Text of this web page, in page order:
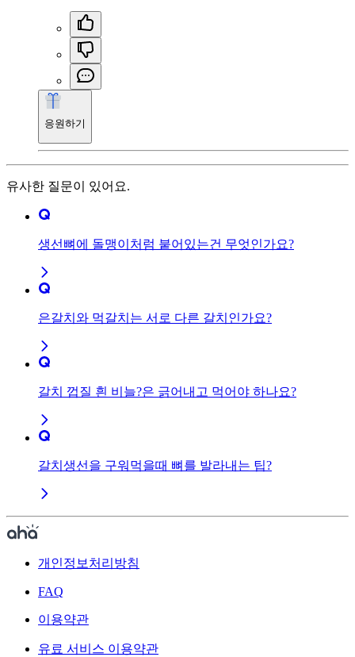
응원하기
유사한 질문이 있어요.
생선뼈에 돌맹이처럼 붙어있는건 무엇인가요?
은갈치와 먹갈치는 서로 다른 갈치인가요?
갈치 껍질 흰 비늘?은 긁어내고 먹어야 하나요?
갈치생선을 구워먹을때 뼈를 발라내는 팁?
개인정보처리방침
FAQ
이용약관
유료 서비스 이용약관